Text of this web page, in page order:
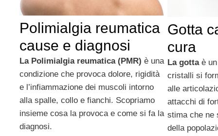
Polimialgia reumatica
cause e diagnosi
La Polimialgia reumatica (PMR) è una
condizione che provoca dolore, rigidità
e l’infiammazione dei muscoli intorno
alla spalle, collo e fianchi. Scopriamo
insieme cosa la provoca e come si fa la
diagnosi.
Gotta
cura
La gottaè un
cristalli si
alle
attacchi di
stima che ne
della